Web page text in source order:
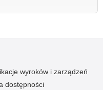
wyroków i zarządzeń
dostępności